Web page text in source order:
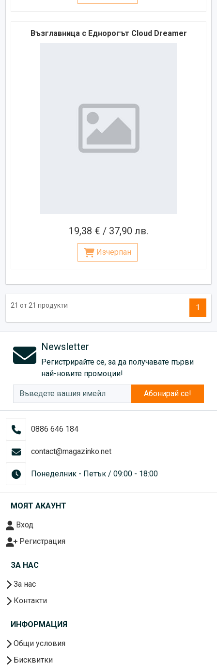
Възглавница с Еднорогът Cloud Dreamer
19,38 € / 37,90 лв.
Изчерпан
21 от 21 продукти 1
Newsletter
Регистрирайте се, за да получавате първи
най-новите промоции!
Абонирай се!
0886 646 184
contact@magazinko.net
Понеделник - Петък / 09:00 - 18:00
МОЯТ АКАУНТ
Вход
Регистрация
ЗА НАС
За нас
Контакти
ИНФОРМАЦИЯ
Общи условия
Бисквитки